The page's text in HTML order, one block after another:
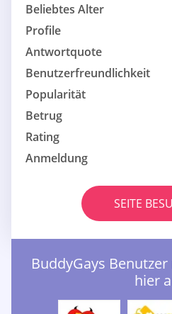
Beliebtes Alter
Profile
Antwortquote
Benutzerfreundlichkeit
Popularität
Betrug
Rating
Anmeldung
SEITE
BuddyGays
hier